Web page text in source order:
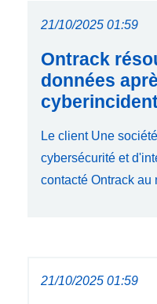
21/10/2025 01:59
Ontrack
données
Le client Une
cybersécurité et
contacté Ontrack au
21/10/2025 01:59